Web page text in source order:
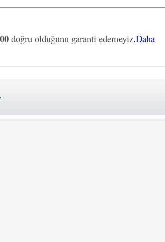
doğru olduğunu garanti edemeyiz.Daha